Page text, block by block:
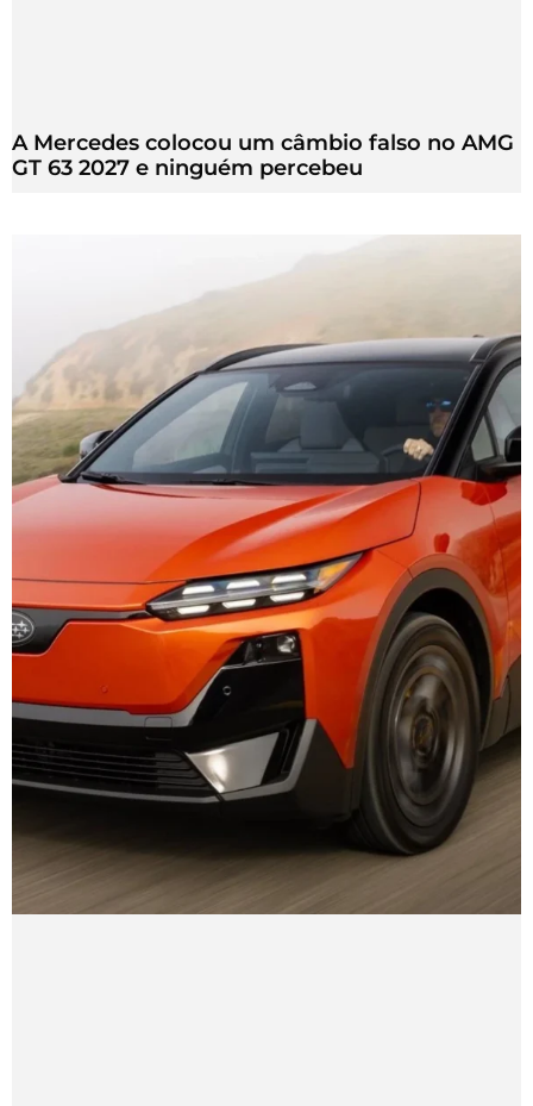
A Mercedes colocou um câmbio falso no AMG
GT 63 2027 e ninguém percebeu